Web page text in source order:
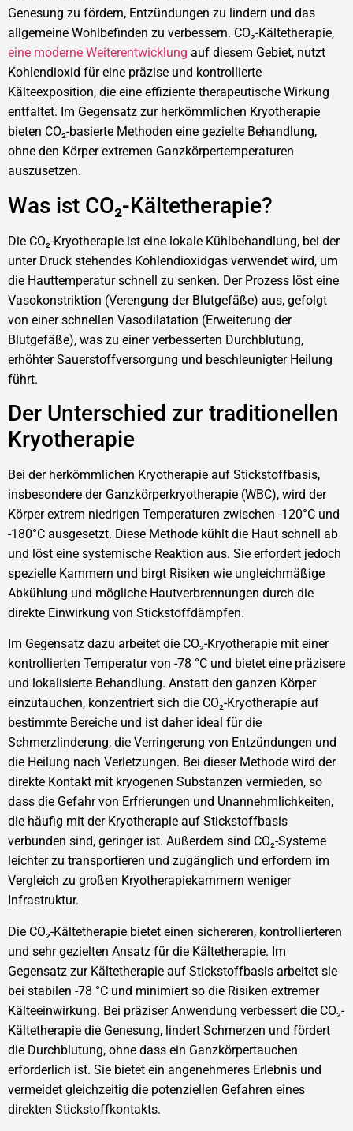
Genesung zu fördern, Entzündungen zu lindern und das
allgemeine Wohlbefinden zu verbessern. CO₂-Kältetherapie,
eine moderne Weiterentwicklung auf diesem Gebiet, nutzt
Kohlendioxid für eine präzise und kontrollierte
Kälteexposition, die eine effiziente therapeutische Wirkung
entfaltet. Im Gegensatz zur herkömmlichen Kryotherapie
bieten CO₂-basierte Methoden eine gezielte Behandlung,
ohne den Körper extremen Ganzkörpertemperaturen
auszusetzen.
Was ist CO₂-Kältetherapie?
Die CO₂-Kryotherapie ist eine lokale Kühlbehandlung, bei der
unter Druck stehendes Kohlendioxidgas verwendet wird, um
die Hauttemperatur schnell zu senken. Der Prozess löst eine
Vasokonstriktion (Verengung der Blutgefäße) aus, gefolgt
von einer schnellen Vasodilatation (Erweiterung der
Blutgefäße), was zu einer verbesserten Durchblutung,
erhöhter Sauerstoffversorgung und beschleunigter Heilung
führt.
Der Unterschied zur traditionellen
Kryotherapie
Bei der herkömmlichen Kryotherapie auf Stickstoffbasis,
insbesondere der Ganzkörperkryotherapie (WBC), wird der
Körper extrem niedrigen Temperaturen zwischen -120°C und
-180°C ausgesetzt. Diese Methode kühlt die Haut schnell ab
und löst eine systemische Reaktion aus. Sie erfordert jedoch
spezielle Kammern und birgt Risiken wie ungleichmäßige
Abkühlung und mögliche Hautverbrennungen durch die
direkte Einwirkung von Stickstoffdämpfen.
Im Gegensatz dazu arbeitet die CO₂-Kryotherapie mit einer
kontrollierten Temperatur von -78 °C und bietet eine präzisere
und lokalisierte Behandlung. Anstatt den ganzen Körper
einzutauchen, konzentriert sich die CO₂-Kryotherapie auf
bestimmte Bereiche und ist daher ideal für die
Schmerzlinderung, die Verringerung von Entzündungen und
die Heilung nach Verletzungen. Bei dieser Methode wird der
direkte Kontakt mit kryogenen Substanzen vermieden, so
dass die Gefahr von Erfrierungen und Unannehmlichkeiten,
die häufig mit der Kryotherapie auf Stickstoffbasis
verbunden sind, geringer ist. Außerdem sind CO₂-Systeme
leichter zu transportieren und zugänglich und erfordern im
Vergleich zu großen Kryotherapiekammern weniger
Infrastruktur.
Die CO₂-Kältetherapie bietet einen sichereren, kontrollierteren
und sehr gezielten Ansatz für die Kältetherapie. Im
Gegensatz zur Kältetherapie auf Stickstoffbasis arbeitet sie
bei stabilen -78 °C und minimiert so die Risiken extremer
Kälteeinwirkung. Bei präziser Anwendung verbessert die CO₂-
Kältetherapie die Genesung, lindert Schmerzen und fördert
die Durchblutung, ohne dass ein Ganzkörpertauchen
erforderlich ist. Sie bietet ein angenehmeres Erlebnis und
vermeidet gleichzeitig die potenziellen Gefahren eines
direkten Stickstoffkontakts.